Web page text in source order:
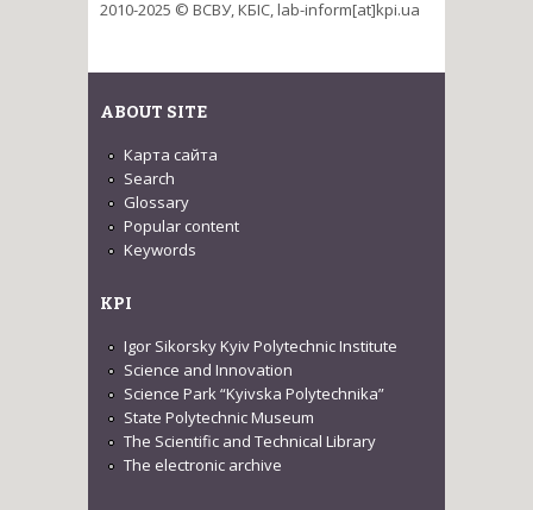
2010-2025 © ВСВУ, КБІС, lab-inform[at]kpi.ua
ABOUT SITE
Карта сайта
Search
Glossary
Popular content
Keywords
KPI
Igor Sikorsky Kyiv Polytechnic Institute
Science and Innovation
Science Park “Kyivska Polytechnika”
State Polytechnic Museum
The Scientific and Technical Library
The electronic archive